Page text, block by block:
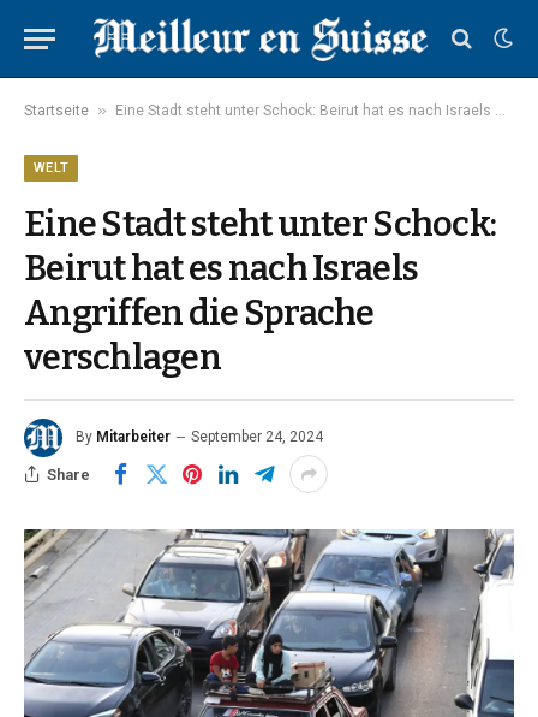
Startseite » Eine Stadt steht unter Schock: Beirut hat es nach Israels Angriffen die Sprache verschlagen
WELT
Eine Stadt steht unter Schock:
Beirut hat es nach Israels
Angriffen die Sprache
verschlagen
By Mitarbeiter September 24, 2024
Share